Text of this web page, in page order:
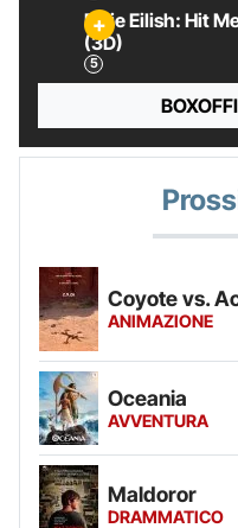
Billie Eilish: Hit
(3D)
Coyote vs.
ANIMAZIONE
Oceania
AVVENTURA
Maldoror
DRAMMATICO